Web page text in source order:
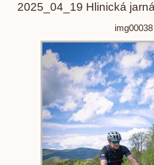
2025_04_19 Hlinická
img00038